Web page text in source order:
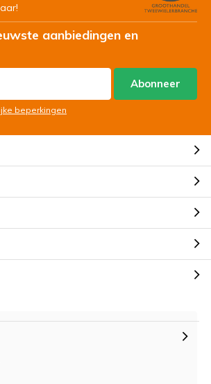
aanbiedingen en
Abonneer
beperkingen